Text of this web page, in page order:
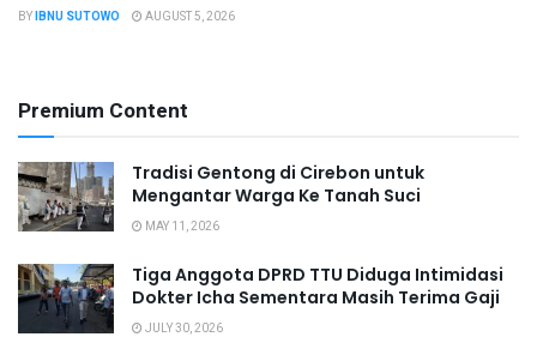
BYIBNU SUTOWO AUGUST 5, 2026
Premium Content
Tradisi Gentong di Cirebon untuk
Mengantar Warga Ke Tanah Suci
MAY 11, 2026
Tiga Anggota DPRD TTU Diduga Intimidasi
Dokter Icha Sementara Masih Terima Gaji
JULY 30, 2026